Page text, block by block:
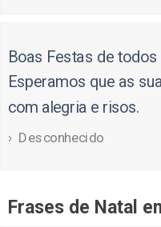
Boas Festas de
Esperamos que as
com alegria e risos.
Desconhecido
Frases de Natal